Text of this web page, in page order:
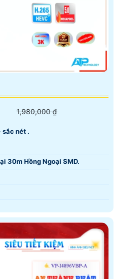
1,980,000 ₫
sắc nét .
30m Hồng Ngoại SMD.